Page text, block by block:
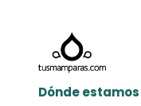
Dónde estamos